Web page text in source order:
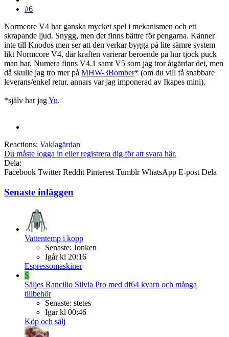
#6
Normcore V4 har ganska mycket spel i mekanismen och ett
skrapande ljud. Snygg, men det finns bättre för pengarna. Känner
inte till Knodos men ser att den verkar bygga på lite sämre system
likt Normcore V4, där kraften varierar beroende på hur tjock puck
man har. Numera finns V4.1 samt V5 som jag tror åtgärdar det, men
då skulle jag tro mer på MHW-3Bomber* (om du vill få snabbare
leverans/enkel retur, annars var jag imponerad av Ikapes mini).
*själv har jagYu.
Reactions: Vaklagärdan
Du måste logga in eller registrera dig för att svara här.
Dela:
Facebook Twitter Reddit Pinterest Tumblr WhatsApp E-post Dela
Senaste inläggen
Vattentemp i kopp
Senaste: Jonken
Igår kl 20:16
Espressomaskiner
S
Säljes Rancilio Silvia Pro med df64 kvarn och många
tillbehör
Senaste: stetes
Igår kl 00:46
Köp och sälj